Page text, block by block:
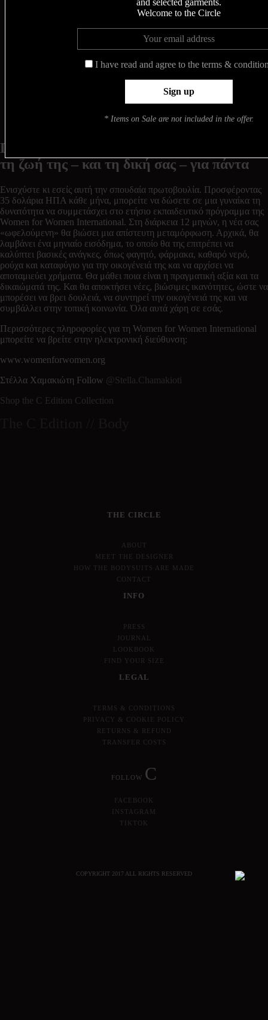
Γίνετε ανάδοχος μίας γυναίκας κι αλλάξτε
τη ζωή της – και τη δική σας – για πάντα
Ενισχύστε κι εσείς αυτή την σπουδαία πρωτοβουλία. Προσφέροντας
35 δολάρια ΗΠΑ κάθε μήνα, μπορείτε να δώσετε σε μια γυναίκα τη
δυνατότητα να συμμετάσχει στο ετήσιο εκπαιδευτικό πρόγραμμα της
Women for Women International. Στη διάρκεια 12 μηνών, η νέα σας
«ωφελούμενη» θα βιώσει μια απίστευτη μεταμόρφωση. Αρχικά, θα
λαμβάνει ένα μηνιαίο εισόδημα, το οποίο θα της επιτρέπει να
καλύπτει βασικές ανάγκες, όπως φαγητό, φάρμακα, καθαρό νερό,
ρούχα και καταφύγιο για την οικογένειά της και να αρχίσει να
αποταμιεύει χρήματα. Θα μάθει ποια είναι η πραγματική αξία και τα
δικαιώματά της. Και θα αποκτήσει νέες, βιώσιμες ικανότητες, ώστε να
μπορέσει να βρει δουλειά, να συντηρεί την οικογένειά της και να
συμβάλλει στην τοπική κοινωνία. Όλα αυτά χάρη σε εσάς.
Περισσότερες πληροφορίες για τη Women for Women International
μπορείτε να βρείτε στην ηλεκτρονική διεύθυνση:
www.womenforwomen.org
Στέλλα Χαμακιώτη Follow @Stella.Chamakioti
Shop the C Edition Collection
THE CIRCLE
ABOUT
MEET THE DESIGNER
HOW THE BODYSUITS ARE MADE
CONTACT
INFO
PRESS
JOURNAL
LOOKBOOK
FIND YOUR SIZE
LEGAL
TERMS & CONDITIONS
PRIVACY & COOKIE POLICY
RETURNS & REFUND
TRANSFER COSTS
FOLLOW C
FACEBOOK
INSTAGRAM
TIKTOK
COPYRIGHT 2017 ALL RIGHTS RESERVED
and selected garments.
Welcome to the Circle
I have read and agree to the terms &
* Items on Sale are not included in the offer.